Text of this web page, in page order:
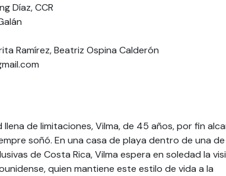
Díaz, CCR
Ramírez, Beatriz Ospina Calderón
de limitaciones, Vilma, de 45 años, por fin
soñó. En una casa de playa dentro de una de
de Costa Rica, Vilma espera en soledad la
quien mantiene este estilo de vida a la